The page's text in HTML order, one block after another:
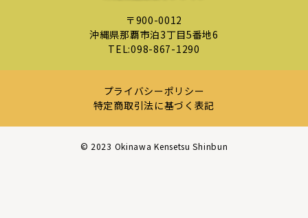
〒900-0012
沖縄県那覇市泊3丁目5番地6
TEL:098-867-1290
プライバシーポリシー
特定商取引法に基づく表記
©︎ 2023 Okinawa Kensetsu Shinbun